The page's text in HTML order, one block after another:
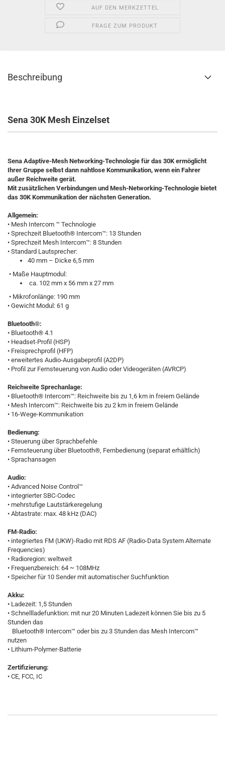
AUF DEN MERKZETTEL
FRAGE ZUM PRODUKT
Beschreibung
Sena 30K Mesh Einzelset
Sena Adaptive-Mesh Networking-Technologie für das 30K ermöglicht
Ihrer Gruppe selbst dann nahtlose Kommunikation, wenn ein Fahrer
außer Reichweite gerät.
Mit zusätzlichen Verbindungen und Mesh-Networking-Technologie bietet
das 30K Kommunikation der nächsten Generation.
Allgemein:
• Mesh Intercom ™ Technologie
• Sprechzeit Bluetooth® Intercom™: 13 Stunden
• Sprechzeit Mesh Intercom™: 8 Stunden
• Standard Lautsprecher:
40 mm – Dicke 6,5 mm
• Maße Hauptmodul:
ca. 102 mm x 56 mm x 27 mm
• Mikrofonlänge: 190 mm
• Gewicht Modul: 61 g
Bluetooth®:
• Bluetooth® 4.1
• Headset-Profil (HSP)
• Freisprechprofil (HFP)
• erweitertes Audio-Ausgabeprofil (A2DP)
• Profil zur Fernsteuerung von Audio oder Videogeräten (AVRCP)
Reichweite Sprechanlage:
• Bluetooth® Intercom™: Reichweite bis zu 1,6 km in freiem Gelände
• Mesh Intercom™: Reichweite bis zu 2 km in freiem Gelände
• 16-Wege-Kommunikation
Bedienung:
• Steuerung über Sprachbefehle
• Fernsteuerung über Bluetooth®, Fernbedienung (separat erhältlich)
• Sprachansagen
Audio:
• Advanced Noise Control™
• integrierter SBC-Codec
• mehrstufige Lautstärkeregelung
• Abtastrate: max. 48 kHz (DAC)
FM-Radio:
• integriertes FM (UKW)-Radio mit RDS AF (Radio-Data System Alternate
Frequencies)
• Radioregion: weltweit
• Frequenzbereich: 64 ~ 108MHz
• Speicher für 10 Sender mit automatischer Suchfunktion
Akku:
• Ladezeit: 1,5 Stunden
• Schnellladefunktion: mit nur 20 Minuten Ladezeit können Sie bis zu 5
Stunden das
Bluetooth® Intercom™ oder bis zu 3 Stunden das Mesh Intercom™
nutzen
• Lithium-Polymer-Batterie
Zertifizierung:
• CE, FCC, IC